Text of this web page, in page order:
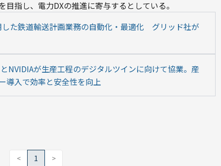
指し、電力DXの推進に寄与するとしている​​。
た鉄道輸送計画業務の自動化・最適化　グリッド社が
NVIDIAが生産工程のデジタルツインに向けて協業。産
導入で効率と安全性を向上
< 1 >